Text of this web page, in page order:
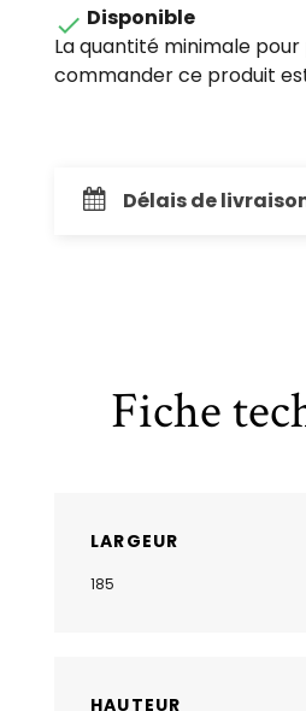
 Disponible
La quantité minimale
commander ce produit
Délais de
Fiche
LARGEUR
185
HAUTEUR